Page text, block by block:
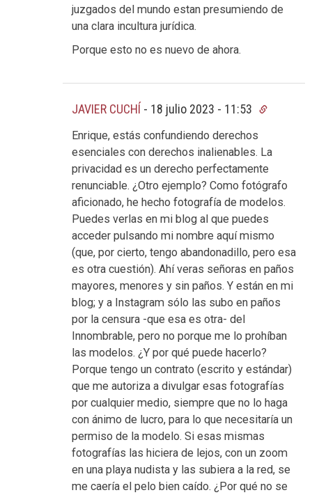
juzgados del mundo estan presumiendo de
una clara incultura jurídica.
Porque esto no es nuevo de ahora.
JAVIER CUCHÍ - 18 julio 2023 - 11:53
Enrique, estás confundiendo derechos
esenciales con derechos inalienables. La
privacidad es un derecho perfectamente
renunciable. ¿Otro ejemplo? Como fotógrafo
aficionado, he hecho fotografía de modelos.
Puedes verlas en mi blog al que puedes
acceder pulsando mi nombre aquí mismo
(que, por cierto, tengo abandonadillo, pero esa
es otra cuestión). Ahí veras señoras en paños
mayores, menores y sin paños. Y están en mi
blog; y a Instagram sólo las subo en paños
por la censura -que esa es otra- del
Innombrable, pero no porque me lo prohíban
las modelos. ¿Y por qué puede hacerlo?
Porque tengo un contrato (escrito y estándar)
que me autoriza a divulgar esas fotografías
por cualquier medio, siempre que no lo haga
con ánimo de lucro, para lo que necesitaría un
permiso de la modelo. Si esas mismas
fotografías las hiciera de lejos, con un zoom
en una playa nudista y las subiera a la red, se
me caería el pelo bien caído. ¿Por qué no se